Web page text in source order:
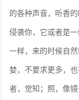
的各种声音，听香
侵袭你，它或者是
一样，来的时候自
婪，不要求更多，
者，觉知；照，像